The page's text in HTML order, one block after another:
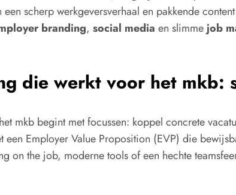
scherp werkgeversverhaal en pakkende
branding, social media en slimme job
die werkt voor het mkb:
mkb begint met focussen: koppel concrete
een Employer Value Proposition (EVP) die
on the job, moderne tools of een hechte